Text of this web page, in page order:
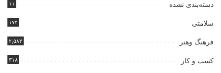
دسته‌بندی نشده ۱۱
سلامتی ۱۷۴
فرهنگ وهنر ۲,۵۸۴
کسب و کار ۳۱۸